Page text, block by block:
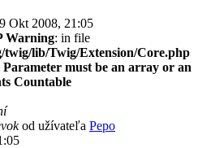
Okt 2008, 21:05
Warning: in file
lib/Twig/Extension/Core.php
must be an array or an
Countable
od užívateľa Pepo